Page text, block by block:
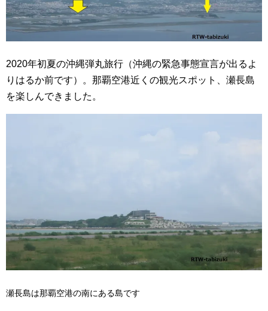
2020年初夏の沖縄弾丸旅行（沖縄の緊急事態宣言が出るよ
りはるか前です）。那覇空港近くの観光スポット、瀬長島
を楽しんできました。
瀬長島は那覇空港の南にある島です